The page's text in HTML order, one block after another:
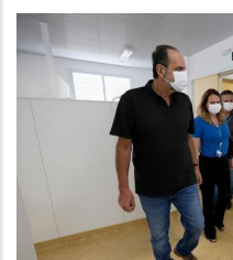
navegação